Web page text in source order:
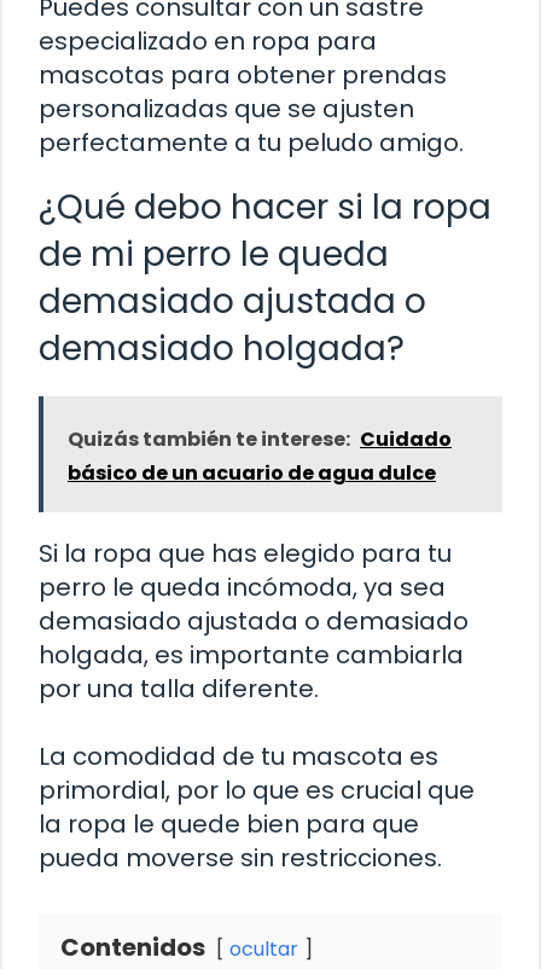
especializado en ropa para
mascotas para obtener prendas
personalizadas que se ajusten
perfectamente a tu peludo amigo.
¿Qué debo hacer si la ropa
de mi perro le queda
demasiado ajustada o
demasiado holgada?
Quizás también te interese: Cuidado
básico de un acuario de agua dulce
Si la ropa que has elegido para tu
perro le queda incómoda, ya sea
demasiado ajustada o demasiado
holgada, es importante cambiarla
por una talla diferente.
La comodidad de tu mascota es
primordial, por lo que es crucial que
la ropa le quede bien para que
pueda moverse sin restricciones.
Contenidos ocultar